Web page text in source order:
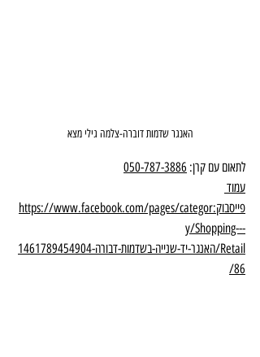
האנגר שדמות דוברה-צלמה גילי מצא
לתאום עם קרן: 050-787-3886
עמוד
פייסבוק:https://www.facebook.com/pages/categor
y/Shopping---
Retail/האנגר-יד-שנייה-בשדמות-דבורה-1461789454904
86/